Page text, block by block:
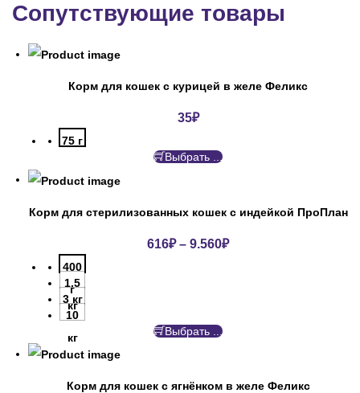
Сопутствующие товары
Корм для кошек с курицей в желе Феликс
35₽
75 г
Выбрать ...
Корм для стерилизованных кошек с индейкой ПроПлан
616₽– 9.560₽
400
г
1.5
кг
3 кг
10
кг
Выбрать ...
Корм для кошек с ягнёнком в желе Феликс